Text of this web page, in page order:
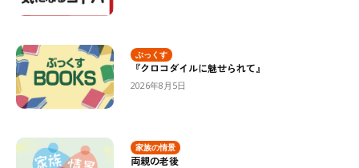
ぶっくす
『クロコダイルに魅せられて』
2026年8月5日
家族の情景
両親の老後